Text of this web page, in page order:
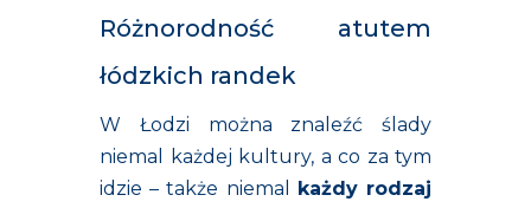
Różnorodność atutem
łódzkich randek
W Łodzi można znaleźć ślady
niemal każdej kultury, a co za tym
idzie – także niemal każdy rodzaj